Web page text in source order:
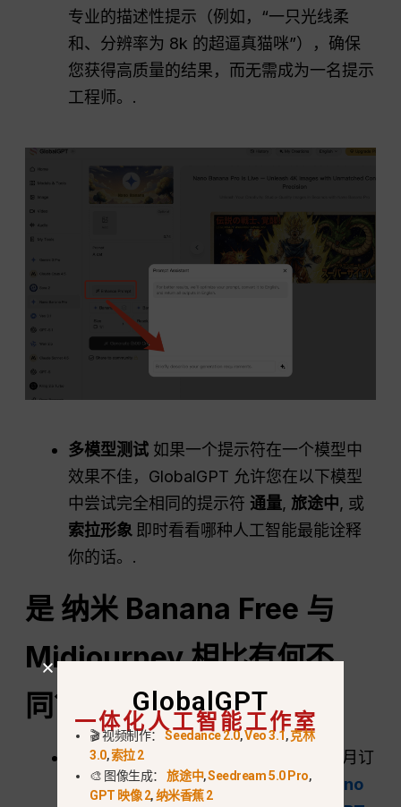
专业的描述性提示（例如，“一只光线柔
和、分辨率为 8k 的超逼真猫咪”），确保
您获得高质量的结果，而无需成为一名提示
工程师。.
多模型测试 如果一个提示符在一个模型中
效果不佳，GlobalGPT 允许您在以下模型
中尝试完全相同的提示符 通量, 旅途中, 或
索拉形象 即时看看哪种人工智能最能诠释
你的话。.
是 纳米Banana Free 与
Midjourney 相比有何不
同？
便利性和成本：
而 Midjourney 需要每月订
阅，并且只能在 Discord 上运行、,
Nano
GlobalGPT
一体化人工智能工作室
🎬 视频制作：Seedance 2.0,Veo 3.1,克林
3.0,索拉 2
🎨 图像生成：旅途中,Seedream 5.0 Pro,
GPT 映像 2,纳米香蕉 2